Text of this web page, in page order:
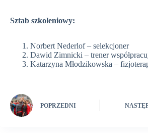
Sztab szkoleniowy:
Norbert Nederlof – selekcjoner
Dawid Zimnicki – trener
Katarzyna Młodzikowska –
POPRZEDNI